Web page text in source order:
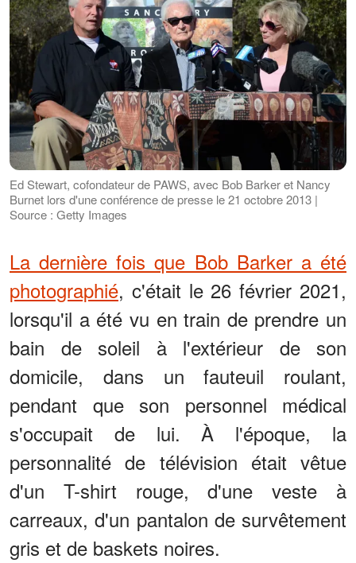
Ed Stewart, cofondateur de PAWS, avec Bob Barker et Nancy
Burnet lors d'une conférence de presse le 21 octobre 2013 |
Source : Getty Images
La dernière fois que Bob Barker a été
photographié, c'était le 26 février 2021,
lorsqu'il a été vu en train de prendre un
bain de soleil à l'extérieur de son
domicile, dans un fauteuil roulant,
pendant que son personnel médical
s'occupait de lui. À l'époque, la
personnalité de télévision était vêtue
d'un T-shirt rouge, d'une veste à
carreaux, d'un pantalon de survêtement
gris et de baskets noires.